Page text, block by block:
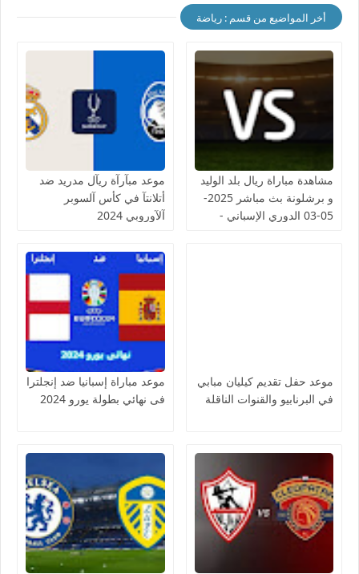
أخر المواضيع من قسم : رياضة
مشاهدة مباراة ريال بلد الوليد
و برشلونة بث مباشر 2025-
05-03 الدوري الإسباني -
موعد مبآرآة ريآل مدريد ضد
أتلانتآ في كأس آلسوبر
آلآوروبي 2024
موعد حفل تقديم كيليان مبابي
في البرنابيو والقنوات الناقلة
موعد مباراة إسبانيا ضد إنجلترا
فى نهائي بطولة يورو 2024